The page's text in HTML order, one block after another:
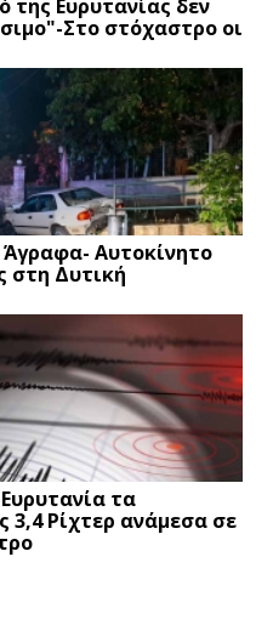
της Ευρυτανίας δεν
Στο στόχαστρο οι
Αυτοκίνητο
στη Δυτική
τα
3,4 Ρίχτερ ανάμεσα σε